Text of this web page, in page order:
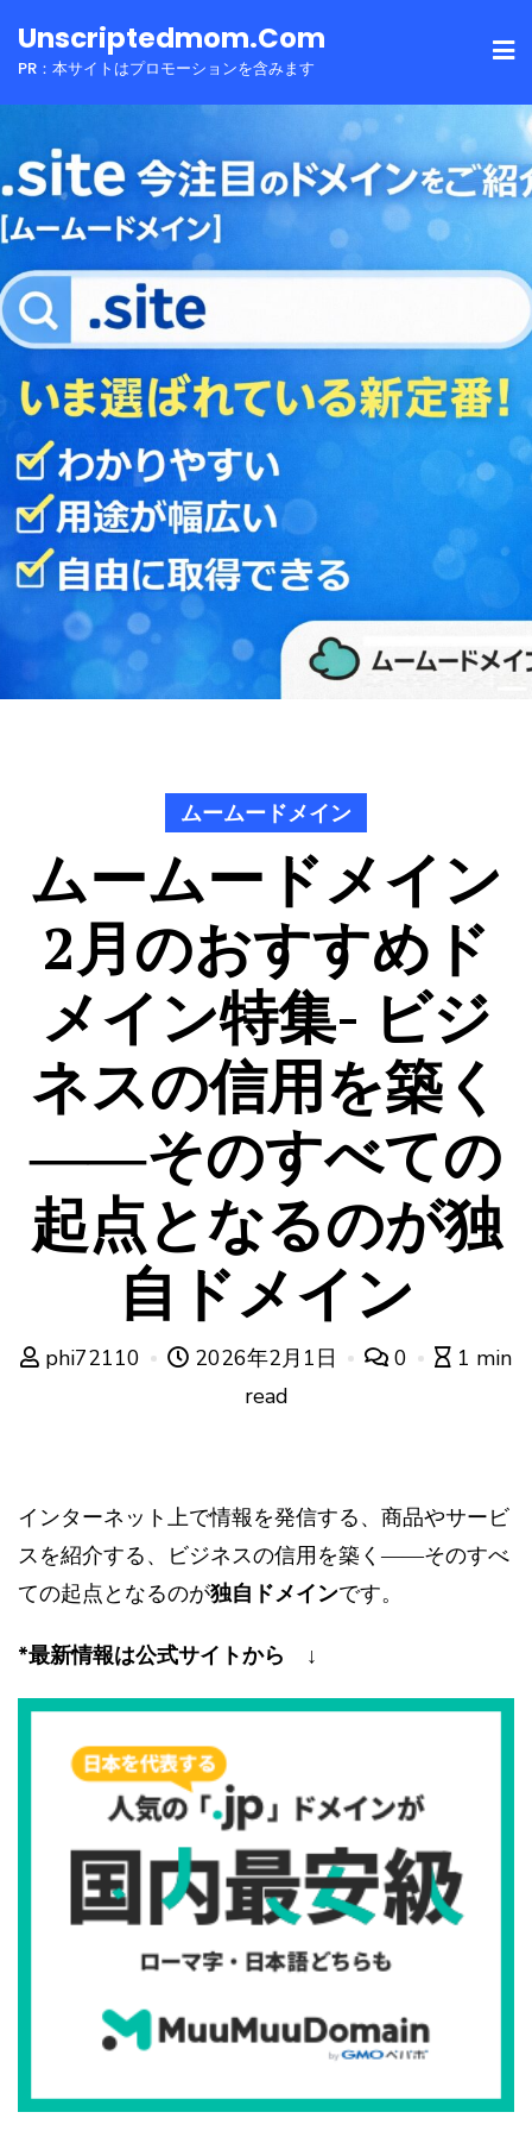
toUnscriptedmom.com
PR：本サイトはプロモーションを含みます
ムームードメイン
ムームードメイン
2月のおすすめド
メイン特集- ビジ
ネスの信用を築く
――そのすべての
起点となるのが独
自ドメイン
phi72110 2026年2月1日 0
1 min
read
インターネット上で情報を発信する、商品やサービ
スを紹介する、ビジネスの信用を築く――そのすべ
ての起点となるのが独自ドメインです。
*最新情報は公式サイトから ↓